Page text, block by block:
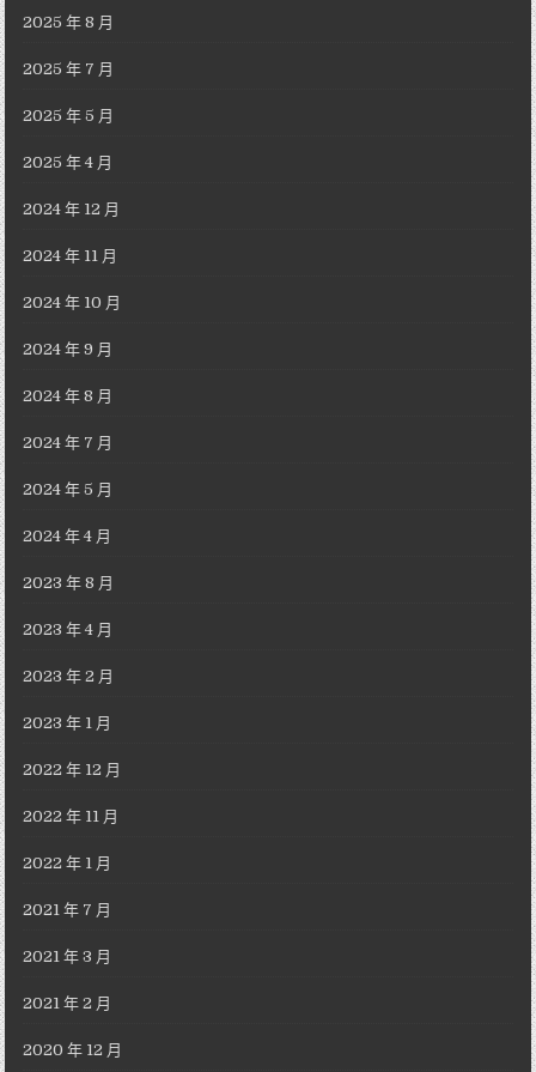
2025 年 8 月
2025 年 7 月
2025 年 5 月
2025 年 4 月
2024 年 12 月
2024 年 11 月
2024 年 10 月
2024 年 9 月
2024 年 8 月
2024 年 7 月
2024 年 5 月
2024 年 4 月
2023 年 8 月
2023 年 4 月
2023 年 2 月
2023 年 1 月
2022 年 12 月
2022 年 11 月
2022 年 1 月
2021 年 7 月
2021 年 3 月
2021 年 2 月
2020 年 12 月